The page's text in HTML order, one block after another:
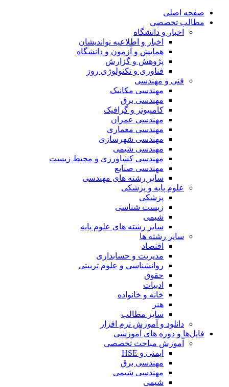
صفحه اصلی
مطالب تخصصی
اخبار و دانشگاه
اخبار و اطلاعیه نواندیشان
همایش و آزمون و دانشگاه
پژوهش و گزارش
فناوری و تکنولوژی روز
فنی و مهندسی
مهندسی مکانیک
مهندسی برق
کامپیوتر و گرافیک
مهندسی عمران
مهندسی معماری
مهندسی شهرسازی
مهندسی شیمی
مهندسی کشاورزی و محیط زیست
مهندسی صنایع
سایر رشته های مهندسی
علوم پایه و پزشکی
پزشکی
زیست شناسی
شیمی
سایر رشته های علوم پایه
سایر رشته ها
اقتصاد
مدیریت و حسابداری
روانشناسی و علوم تربیتی
حقوق
ادبیات
خانه و خانواده
هنر
سایر مطالب
دانلود و آموزش نرم افزار
فایل‌ها و دوره های آموزشی
آموزش مباحث تخصصی
ایمنی و HSE
مهندسی برق
مهندسی شیمی
شیمی